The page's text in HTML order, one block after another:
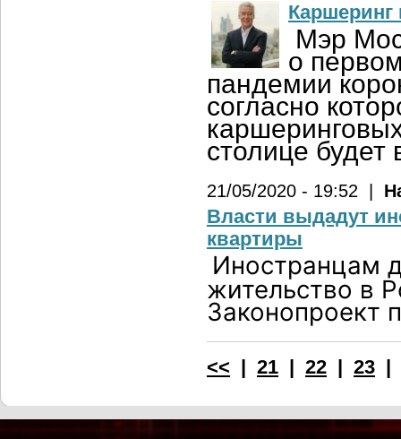
Каршеринг
Мэр
о
пандемии
согласно
столице будет
21/05/2020 - 19:52 |
Власти выдадут
квартиры
Иностранцам
жительство в
Законопроект
<< | 21 | 22 | 23 |